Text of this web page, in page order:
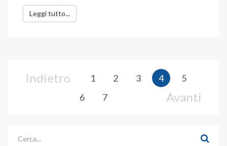
Leggi tutto...
Indietro 1 2 3 4
5
6
7 Avanti